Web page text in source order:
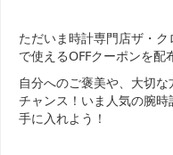
ただいま時計専門店ザ・
で使えるOFFクーポンを配
自分へのご褒美や、大切
チャンス！いま人気の腕
手に入れよう！